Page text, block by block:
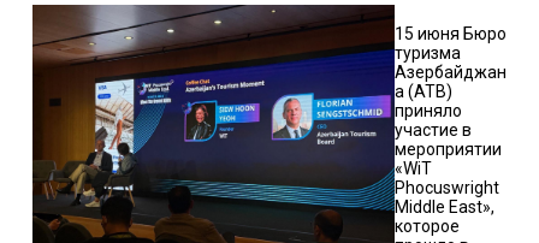
15 июня Бюро
туризма
Азербайджан
а (ATB)
приняло
участие в
мероприятии
«WiT
Phocuswright
Middle East»,
которое